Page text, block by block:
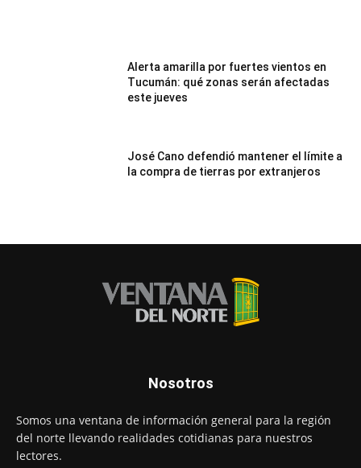
Alerta amarilla por fuertes vientos en
Tucumán: qué zonas serán afectadas
este jueves
José Cano defendió mantener el límite a
la compra de tierras por extranjeros
Nosotros
Somos una ventana de información general para la región
del norte llevando realidades cotidianas para nuestros
lectores.